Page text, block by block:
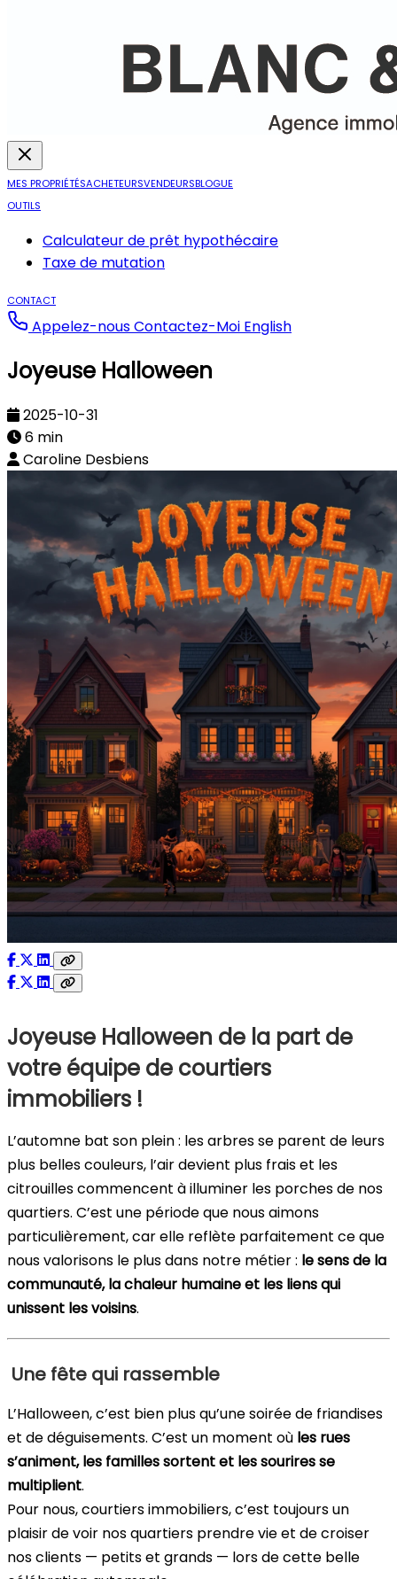
MES PROPRIÉTÉSACHETEURSVENDEURSBLOGUE
OUTILS
Calculateur de prêt hypothécaire
Taxe de mutation
CONTACT
Appelez-nousContactez-Moi English
Joyeuse Halloween
2025-10-31
6 min
Caroline Desbiens
Joyeuse Halloween de la part de
votre équipe de courtiers
immobiliers !
L’automne bat son plein : les arbres se parent de leurs
plus belles couleurs, l’air devient plus frais et les
citrouilles commencent à illuminer les porches de nos
quartiers. C’est une période que nous aimons
particulièrement, car elle reflète parfaitement ce que
nous valorisons le plus dans notre métier : le sens de la
communauté, la chaleur humaine et les liens qui
unissent les voisins.
Une fête qui rassemble
L’Halloween, c’est bien plus qu’une soirée de friandises
et de déguisements. C’est un moment où les rues
s’animent, les familles sortent et les sourires se
multiplient.
Pour nous, courtiers immobiliers, c’est toujours un
plaisir de voir nos quartiers prendre vie et de croiser
nos clients — petits et grands — lors de cette belle